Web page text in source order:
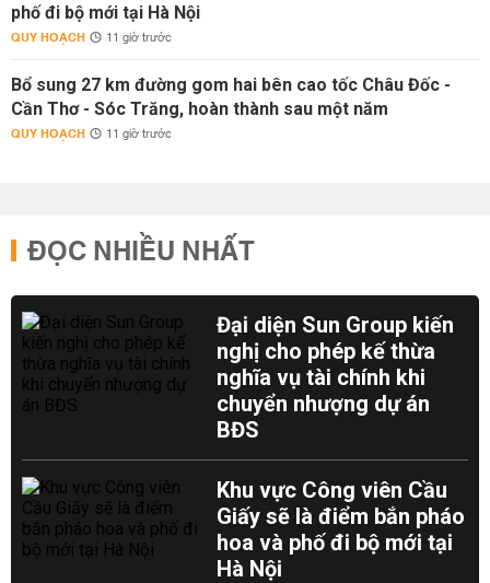
phố đi bộ mới tại Hà Nội
QUY HOẠCH 11 giờ trước
Bổ sung 27 km đường gom hai bên cao tốc Châu Đốc -
Cần Thơ - Sóc Trăng, hoàn thành sau một năm
QUY HOẠCH 11 giờ trước
ĐỌC NHIỀU NHẤT
Đại diện Sun Group kiến
nghị cho phép kế thừa
nghĩa vụ tài chính khi
chuyển nhượng dự án
BĐS
Khu vực Công viên Cầu
Giấy sẽ là điểm bắn pháo
hoa và phố đi bộ mới tại
Hà Nội